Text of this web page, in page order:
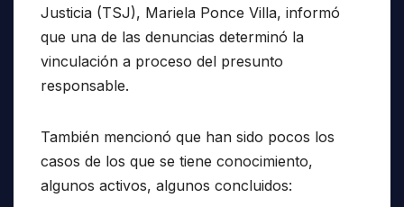
Justicia (TSJ), Mariela Ponce Villa, informó
que una de las denuncias determinó la
vinculación a proceso del presunto
responsable.
También mencionó que han sido pocos los
casos de los que se tiene conocimiento,
algunos activos, algunos concluidos: